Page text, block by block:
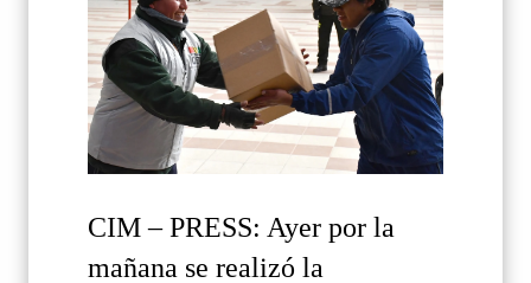
CIM – PRESS: Ayer por la
mañana se realizó la